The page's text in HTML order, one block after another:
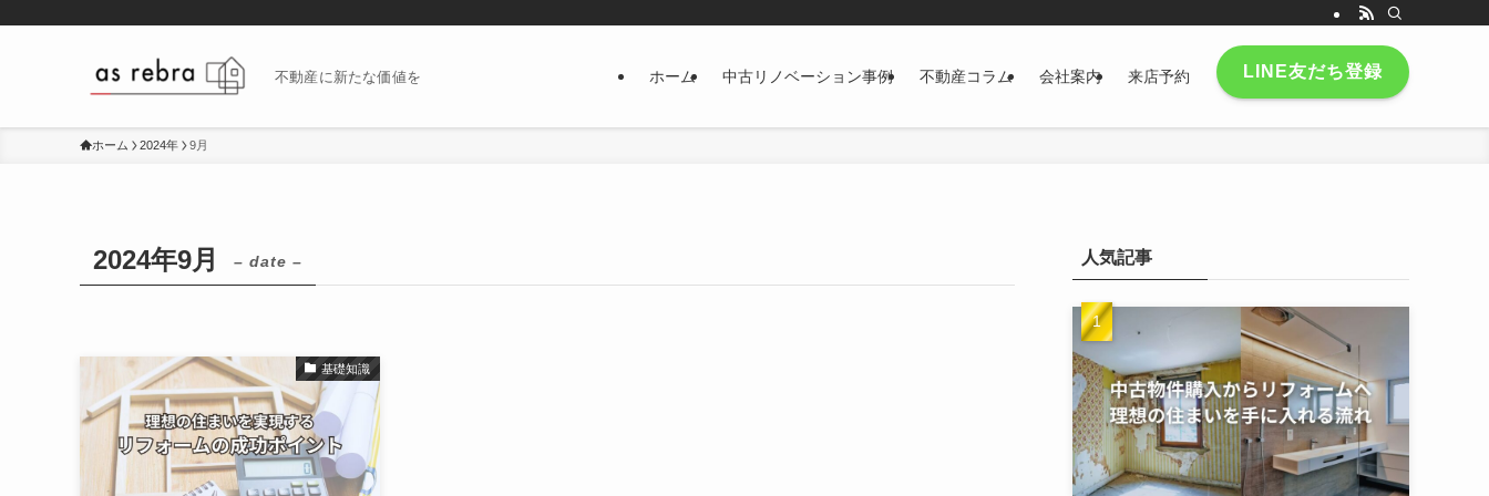
不動産に新たな価値を ホーム 中古リノベーション事例 不動産コラム 会社案内 来店予約 LINE友だち登録
ホーム 2024年 9月
2024年9月 – date –
基礎知識
人気記事